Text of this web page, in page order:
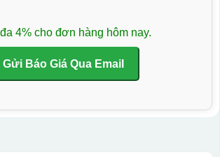
4% cho đơn hàng hôm nay.
Gửi Báo Giá Qua Email